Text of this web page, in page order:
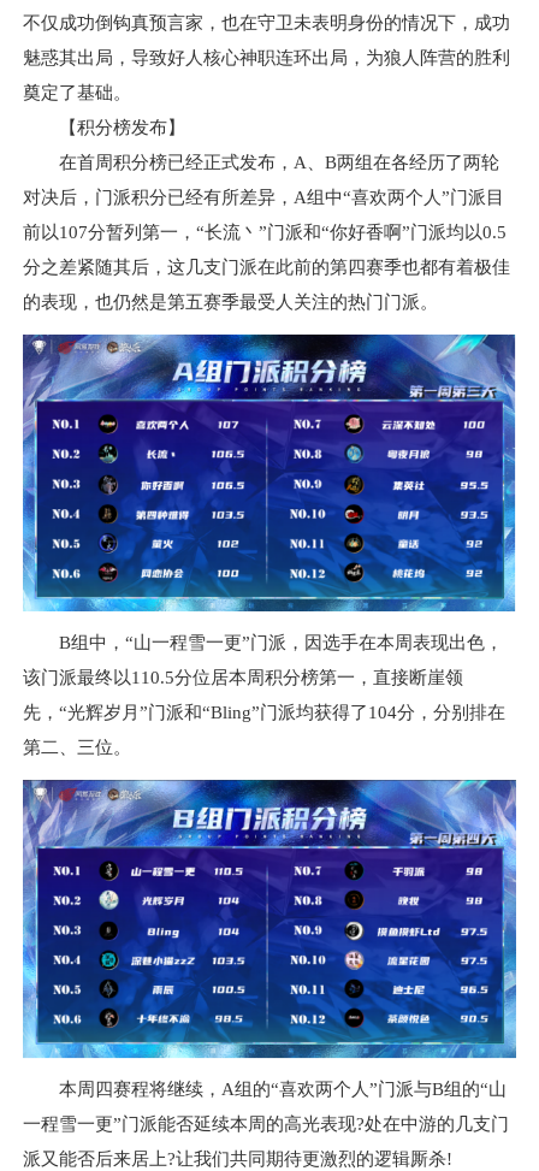
不仅成功倒钩真预言家，也在守卫未表明身份的情况下，成功
魅惑其出局，导致好人核心神职连环出局，为狼人阵营的胜利
奠定了基础。
【积分榜发布】
在首周积分榜已经正式发布，A、B两组在各经历了两轮
对决后，门派积分已经有所差异，A组中“喜欢两个人”门派目
前以107分暂列第一，“长流丶”门派和“你好香啊”门派均以0.5
分之差紧随其后，这几支门派在此前的第四赛季也都有着极佳
的表现，也仍然是第五赛季最受人关注的热门门派。
B组中，“山一程雪一更”门派，因选手在本周表现出色，
该门派最终以110.5分位居本周积分榜第一，直接断崖领
先，“光辉岁月”门派和“Bling”门派均获得了104分，分别排在
第二、三位。
本周四赛程将继续，A组的“喜欢两个人”门派与B组的“山
一程雪一更”门派能否延续本周的高光表现?处在中游的几支门
派又能否后来居上?让我们共同期待更激烈的逻辑厮杀!